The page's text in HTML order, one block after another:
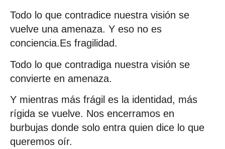
Todo lo que contradice nuestra visión se
vuelve una amenaza. Y eso no es
conciencia.Es fragilidad.
Todo lo que contradiga nuestra visión se
convierte en amenaza.
Y mientras más frágil es la identidad, más
rígida se vuelve. Nos encerramos en
burbujas donde solo entra quien dice lo que
queremos oír.